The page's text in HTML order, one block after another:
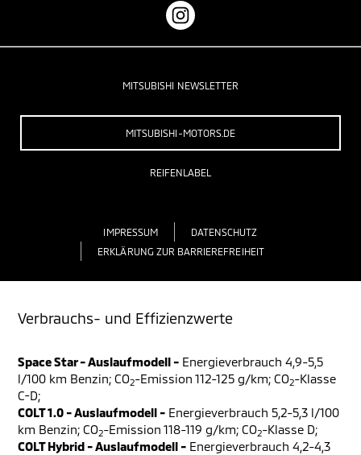
MITSUBISHI NEWSLETTER
MITSUBISHI-MOTORS.DE
REIFENLABEL
IMPRESSUM
DATENSCHUTZ
ERKLÄRUNG ZUR BARRIEREFREIHEIT
Verbrauchs- und Effizienzwerte
Space Star - Auslaufmodell - Energieverbrauch 4,9-5,5
l/100 km Benzin; CO2-Emission 112-125 g/km; CO2-Klasse
C-D;
COLT 1.0 - Auslaufmodell - Energieverbrauch 5,2-5,3 l/100
km Benzin; CO2-Emission 118-119 g/km; CO2-Klasse D;
COLT Hybrid - Auslaufmodell - Energieverbrauch 4,2-4,3